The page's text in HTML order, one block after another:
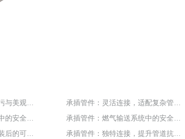
承插管件：便捷维护，安装后的可靠之选